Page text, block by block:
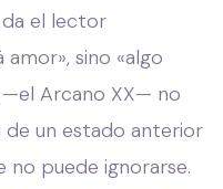
da el lector
sino «algo
Arcano XX— no
de un estado anterior
no puede ignorarse.